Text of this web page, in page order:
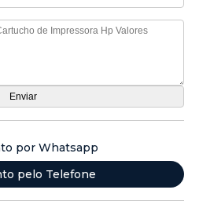
por Whatsapp
pelo Telefone